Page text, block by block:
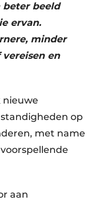
beter beeld
ervan.
minder
en
nieuwe
op
met name
aan